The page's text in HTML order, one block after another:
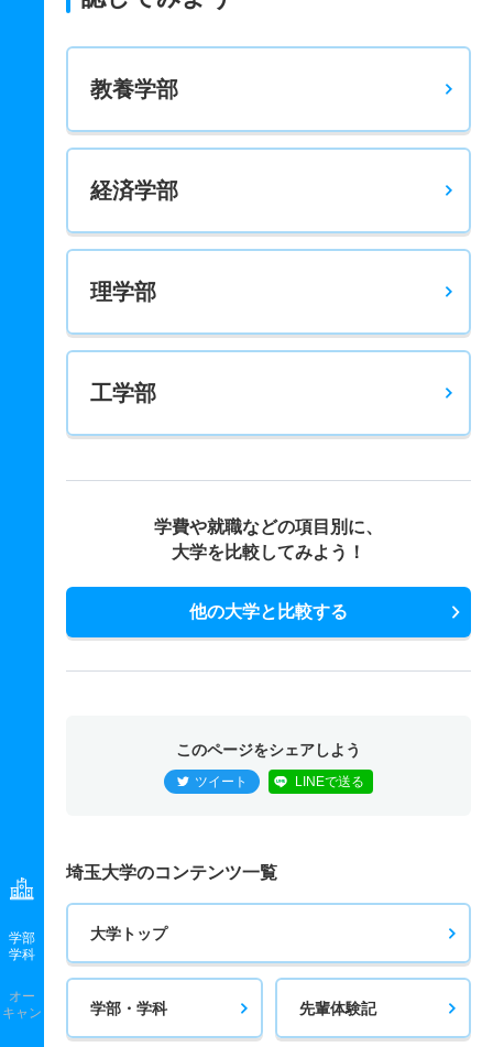
学部
学科
オー
キャン
教養学部
経済学部
理学部
工学部
学費や就職などの項目別に、
大学を比較してみよう！
他の大学と比較する
このページをシェアしよう
ツイート LINEで送る
埼玉大学のコンテンツ一覧
大学トップ
学部・学科 先輩体験記